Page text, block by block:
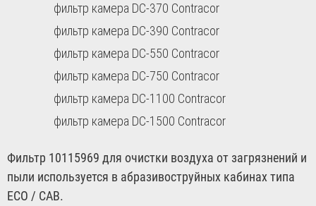
фильтр камера DC-370 Contracor
фильтр камера DC-390 Contracor
фильтр камера DC-550 Contracor
фильтр камера DC-750 Contracor
фильтр камера DC-1100 Contracor
фильтр камера DC-1500 Contracor
Фильтр 10115969 для очистки воздуха от загрязнений и
пыли используется в абразивоструйных кабинах типа
ECO / CAB.